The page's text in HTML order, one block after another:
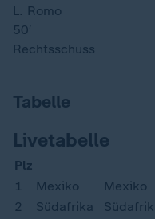
L. Romo
50′
Rechtsschuss
Tabelle
Livetabelle
Plz
1
Mexiko Mexiko
2
Südafrika